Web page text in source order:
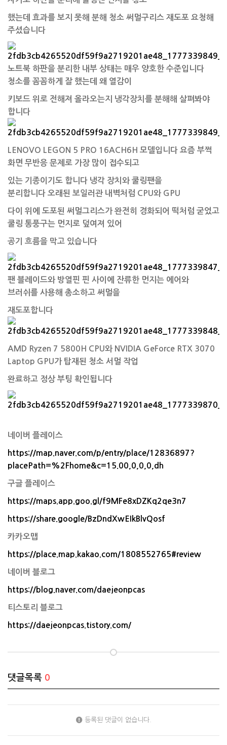
했는데 효과를 보지 못해 분해 청소 써멀구리스 재도포 요청해
주셨습니다
노트북 하판을 분리한 내부 상태는 매우 양호한 수준입니다
청소를 꼼꼼하게 잘 했는데 왜 열감이
키보드 위로 전해져 올라오는지 냉각장치를 분해해 살펴봐야
합니다
LENOVO LEGON 5 PRO 16ACH6H 모델입니다 요즘 부쩍
화면 무반응 문제로 가장 많이 접수되고
있는 기종이기도 합니다 냉각 장치와 쿨링팬을
분리합니다 오래된 보일러관 내벽처럼 CPU와 GPU
다이 위에 도포된 써멀그리스가 완전히 경화되어 떡처럼 굳었고
쿨링 통풍구는 먼지로 덮여져 있어
공기 흐름을 막고 있습니다
팬 블레이드와 방열핀 핀 사이에 잔류한 먼지는 에어와
브러쉬를 사용해 총소하고 써멀을
재도포합니다
AMD Ryzen 7 5800H CPU와 NVIDIA GeForce RTX 3070
Laptop GPU가 탑재된 청소 서멀 작업
완료하고 정상 부팅 확인됩니다
네이버 플레이스
https://map.naver.com/p/entry/place/12836897?
placePath=%2Fhome&c=15.00,0,0,0,dh
구글 플레이스
https://maps.app.goo.gl/f9MFe8xDZKq2qe3n7
https://share.google/BzDndXwEIkBlvQosf
카카오맵
https://place.map.kakao.com/1808552765#review
네이버 블로그
https://blog.naver.com/daejeonpcas
티스토리 블로그
https://daejeonpcas.tistory.com/
댓글목록 0
등록된 댓글이 없습니다.